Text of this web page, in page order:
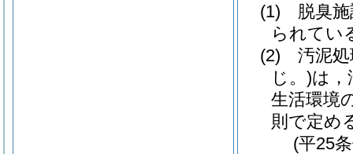
(1)
脱臭
られてい
(2)
汚泥
じ。)は，
生活環境
則で定め
(平25